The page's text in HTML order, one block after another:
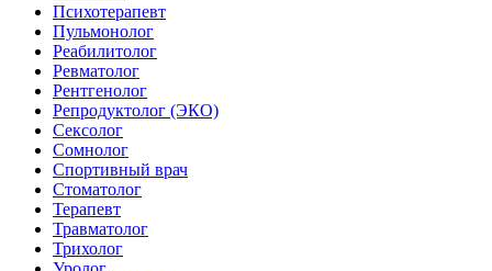
Психотерапевт
Пульмонолог
Реабилитолог
Ревматолог
Рентгенолог
Репродуктолог (ЭКО)
Сексолог
Сомнолог
Спортивный врач
Стоматолог
Терапевт
Травматолог
Трихолог